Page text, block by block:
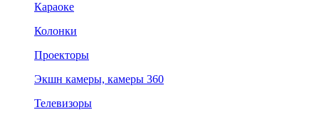
Караоке
Колонки
Проекторы
Экшн камеры, камеры 360
Телевизоры